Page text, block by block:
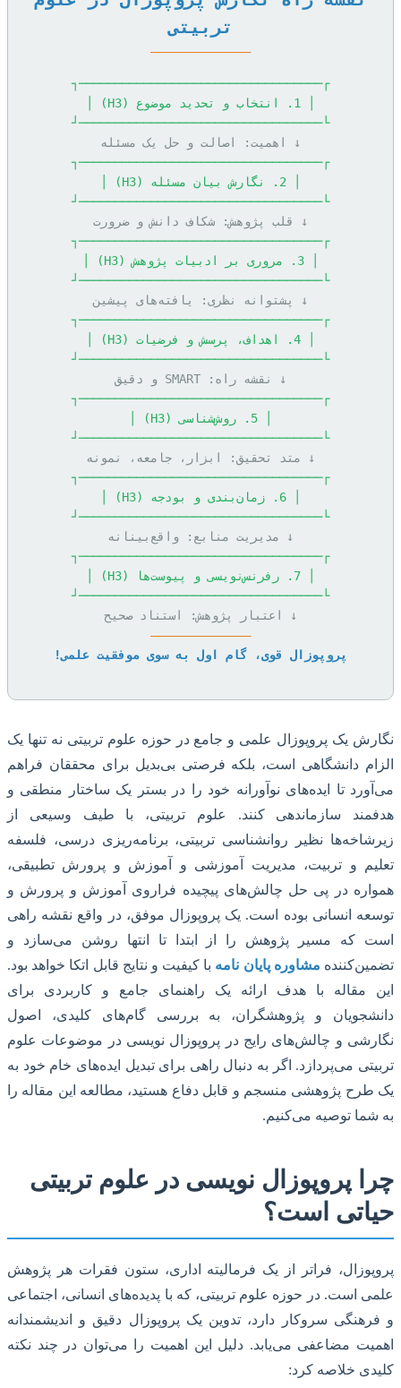
تربیتی
——————————————
┌──────────────────────────────────┐
└──────────────────────────────────┘
↓ اهمیت: اصالت و حل یک مسئله
┌──────────────────────────────────┐
└──────────────────────────────────┘
↓ قلب پژوهش: شکاف دانش و ضرورت
┌──────────────────────────────────┐
└──────────────────────────────────┘
↓ پشتوانه نظری: یافته‌های پیشین
┌──────────────────────────────────┐
└──────────────────────────────────┘
↓ نقشه راه: SMART و دقیق
┌──────────────────────────────────┐
└──────────────────────────────────┘
↓ متد تحقیق: ابزار، جامعه، نمونه
┌──────────────────────────────────┐
└──────────────────────────────────┘
↓ مدیریت منابع: واقع‌بینانه
┌──────────────────────────────────┐
└──────────────────────────────────┘
↓ اعتبار پژوهش: استناد صحیح
——————————————
پروپوزال قوی، گام اول به سوی موفقیت علمی!
یک پروپوزال علمی و جامع در حوزه علوم تربیتی نه تنها یک
دانشگاهی است، بلکه فرصتی بی‌بدیل برای محققان فراهم
تا ایده‌های نوآورانه خود را در بستر یک ساختار منطقی و
سازماندهی کنند. علوم تربیتی، با طیف وسیعی از
نظیر روانشناسی تربیتی، برنامه‌ریزی درسی، فلسفه
و تربیت، مدیریت آموزشی و آموزش و پرورش تطبیقی،
در پی حل چالش‌های پیچیده فراروی آموزش و پرورش و
انسانی بوده است. یک پروپوزال موفق، در واقع نقشه راهی
که مسیر پژوهش را از ابتدا تا انتها روشن می‌سازد و
مشاوره پایان نامه با کیفیت و نتایج قابل اتکا خواهد بود.
مقاله با هدف ارائه یک راهنمای جامع و کاربردی برای
و پژوهشگران، به بررسی گام‌های کلیدی، اصول
و چالش‌های رایج در پروپوزال نویسی در موضوعات علوم
می‌پردازد. اگر به دنبال راهی برای تبدیل ایده‌های خام خود به
پژوهشی منسجم و قابل دفاع هستید، مطالعه این مقاله را
توصیه می‌کنیم.
پروپوزال نویسی در علوم تربیتی
است؟
فراتر از یک فرمالیته اداری، ستون فقرات هر پژوهش
است. در حوزه علوم تربیتی، که با پدیده‌های انسانی، اجتماعی
سروکار دارد، تدوین یک پروپوزال دقیق و اندیشمندانه
مضاعفی می‌یابد. دلیل این اهمیت را می‌توان در چند نکته
خلاصه کرد: